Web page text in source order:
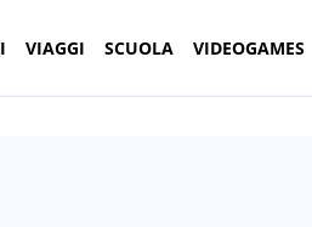
VIAGGI SCUOLA VIDEOGAMES